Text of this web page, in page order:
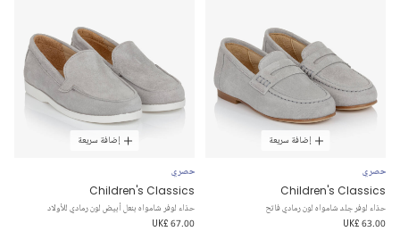
إضافة سريعة
حصري
Children's Classics
حذاء لوفر جلد شامواه لون رمادي فاتح
UK£ 63.00
إضافة سريعة
حصري
Children's Classics
حذاء لوفر شامواه بنعل أبيض لون رمادي للأولاد
UK£ 67.00